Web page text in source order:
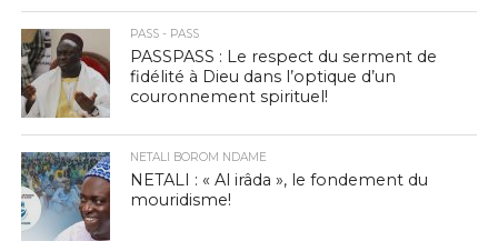
PASS - PASS
PASSPASS : Le respect du serment de
fidélité à Dieu dans l’optique d’un
couronnement spirituel!
NETALI BOROM NDAME
NETALI : « Al irâda », le fondement du
mouridisme!